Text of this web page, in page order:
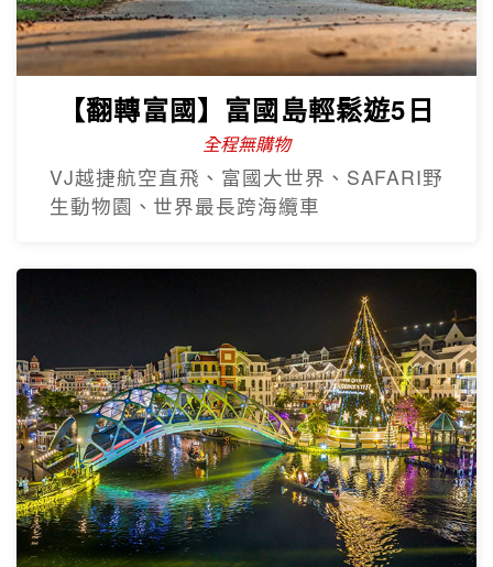
【翻轉富國】富國島輕鬆遊5日
全程無購物
VJ越捷航空直飛、富國大世界、SAFARI野
生動物園、世界最長跨海纜車